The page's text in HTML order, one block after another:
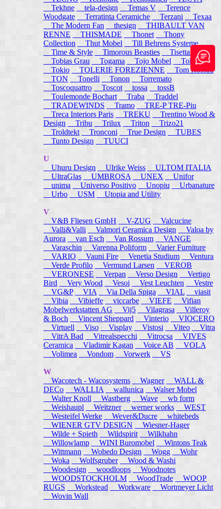
Tekhne
tela-design Temas V
Terence
Woodgate
Terratinta Ceramiche Terzani
Texaa
The Modern Fan
thesign
THIBAULT VAN
RENNE
THISMADE Thonet
Thony
Collection
Thut Mobel
Till Behrens Systeme
Time & Style
Timorous Beasties
Tisettanta
Tobias Grau
Togama Tojo Mobel
Token
Tokio
TOLERIE FOREZIENNE
Tom Rossau
TON
Tonelli Tonon
Torremato
Toscoquattro
Toscot tossa
tossB
Toulemonde Bochart
Traba
Traddel
TRADEWINDS
Tramo
TRE-P TRE-Piu
Treca Interiors Paris
TREKU
Trentino Wood &
Design
Tribu Trilux Triton
Trizo21
Troldtekt Tronconi True Design
TUBES
Tunto Design
TUUCI
U
Uhuru Design
Ulrike Weiss
ULTOM ITALIA
UltraGlas
UMBROSA UNEX
Unifor
unima
Universo Positivo Unopiu
Urbanature
Urbo
USM Utopia and Utility
V
V&B Fliesen GmbH
V-ZUG
Valcucine
Valli&Valli
Valmori Ceramica Design
Valoa by
Aurora
van Esch Van Rossum
VANGE
Varaschin
Varenna Poliform
Varier Furniture
VARIO
Vauni Fire Venetia Studium
Ventura
Verde Profilo
Vermund Larsen
VEROB
VERONESE
Verpan Verso Design
Vertigo
Bird
Very Wood Vesoi Vest Leuchten
Vestre
VG&P
VIA Via Della Spiga VIAL
viasit
Vibia
Vibieffe viccarbe VIEFE
Vifian
Mobelwerkstatten AG
Vij5 Vilagrasa
Villeroy
& Boch
Vincent Sheppard Vinterio
VIOCERO
Virtuell
Viso Visplay Vistosi Viteo
Vitra
VitrA Bad
Vitrealspecchi Vitrocsa
VIVES
Ceramica
Vladimir Kagan Voice AB
VOLA
Volimea
Vondom Vorwerk VS
W
Wacotech - Wacosystems
Wagner
WALL &
DECo
WALLIA wallunica
Walser Mobel
Walter Knoll
Wastberg Wave
wb form
Weishaupl
Weitzner werner works
WEST
Westeifel Werke
Wever&Ducre
whitebeds
WIENER GTV DESIGN
Wiesner-Hager
Wilde + Spieth
Wildspirit
Wilkhahn
Willowlamp
WINI Buromobel
Wintons Teak
Wittmann
Wobedo Design Wogg
Wohr
Woka
Wolfsgruber
Wood & Washi
Woodesign
woodloops
Woodnotes
WOODSTOCKHOLM
WoodTrade
WOOP
RUGS
Workstead Workware
Wortmeyer Licht
Wovin Wall